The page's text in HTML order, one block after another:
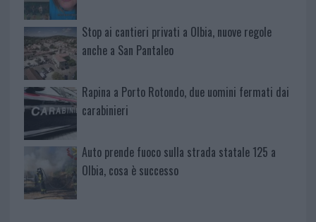
Stop ai cantieri privati a Olbia, nuove regole
anche a San Pantaleo
Rapina a Porto Rotondo, due uomini fermati dai
carabinieri
Auto prende fuoco sulla strada statale 125 a
Olbia, cosa è successo